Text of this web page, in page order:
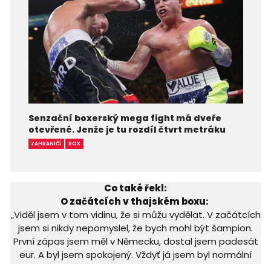
Senzační boxerský mega fight má dveře
otevřené. Jenže je tu rozdíl čtvrt metráku
ZAHRANIČÍ BOX
Co také řekl:
O začátcích v thajském boxu:
„Viděl jsem v tom vidinu, že si můžu vydělat. V začátcích
jsem si nikdy nepomyslel, že bych mohl být šampion.
První zápas jsem měl v Německu, dostal jsem padesát
eur. A byl jsem spokojený. Vždyť já jsem byl normální